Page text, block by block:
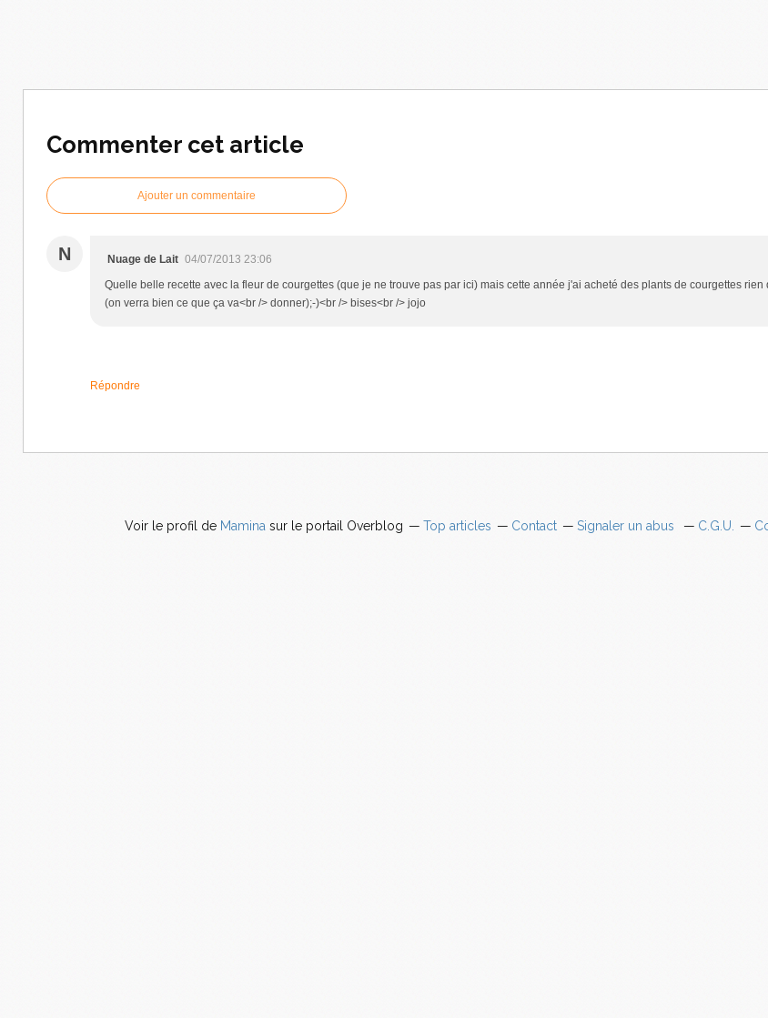
Commenter cet article
Ajouter un commentaire
N Nuage de Lait 04/07/2013 23:06
Quelle belle recette avec la fleur de courgettes (que je ne trouve pas par ici) mais cette année j'ai acheté des plants de courgettes rien
(on verra bien ce que ça va<br /> donner);-)<br /> bises<br /> jojo
Répondre
Voir le profil de Mamina sur le portail Overblog Top articles Contact Signaler un abus C.G.U.